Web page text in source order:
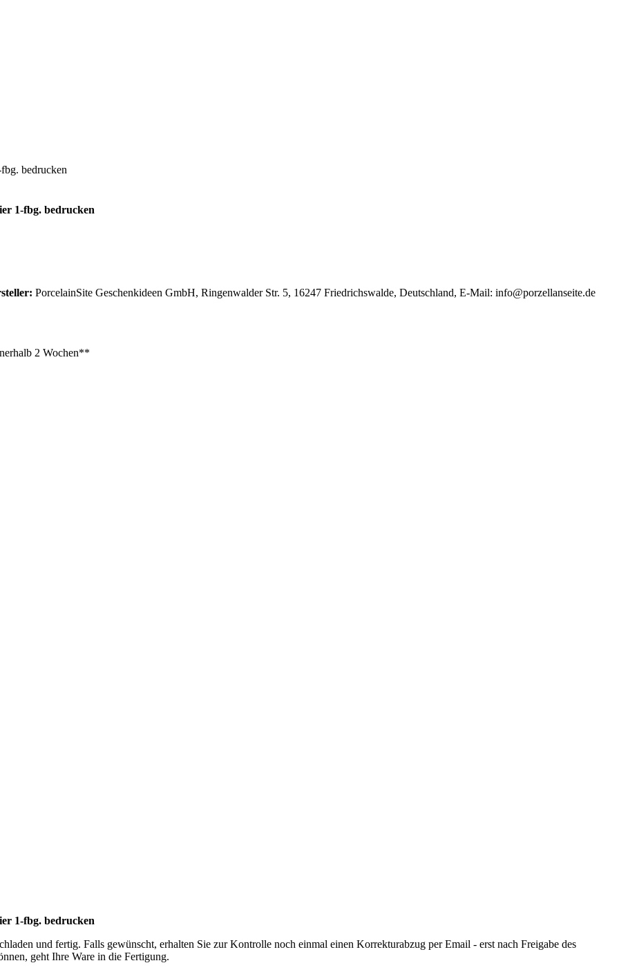
bedrucken
1-fbg. bedrucken
PorcelainSite Geschenkideen GmbH, Ringenwalder Str. 5, 16247 Friedrichswalde, Deutschland, E-Mail: info@porzellanseite.de
2 Wochen**
1-fbg. bedrucken
und fertig. Falls gewünscht, erhalten Sie zur Kontrolle noch einmal einen Korrekturabzug per Email - erst nach Freigabe des
geht Ihre Ware in die Fertigung.